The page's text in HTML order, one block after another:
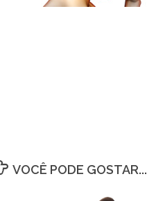
VOCÊ PODE GOSTAR...